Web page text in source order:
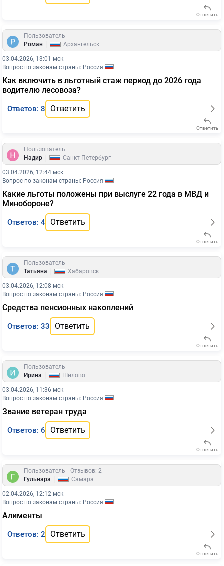
Ответить
Пользователь
Роман
Архангельск
03.04.2026, 13:01 мск
Вопрос по законам страны: Россия
Как включить в льготный стаж период до 2026 года
водителю лесовоза?
Ответов: 8 Ответить
Ответить
Пользователь
Надир
Санкт-Петербург
03.04.2026, 12:44 мск
Вопрос по законам страны: Россия
Какие льготы положены при выслуге 22 года в МВД и
Минобороне?
Ответов: 4 Ответить
Ответить
Пользователь
Татьяна
Хабаровск
03.04.2026, 12:08 мск
Вопрос по законам страны: Россия
Средства пенсионных накоплений
Ответов: 33 Ответить
Ответить
Пользователь
Ирина
Шилово
03.04.2026, 11:36 мск
Вопрос по законам страны: Россия
Звание ветеран труда
Ответов: 6 Ответить
Ответить
Пользователь
Отзывов: 2
Гульнара
Самара
02.04.2026, 12:12 мск
Вопрос по законам страны: Россия
Алименты
Ответов: 2 Ответить
Ответить